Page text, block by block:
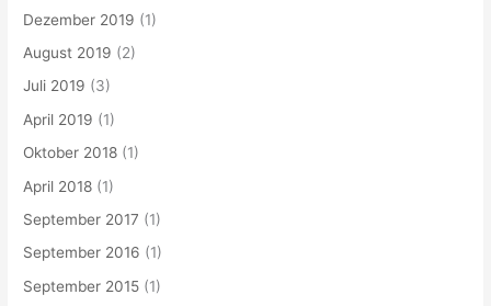
Dezember 2019 (1)
August 2019 (2)
Juli 2019 (3)
April 2019 (1)
Oktober 2018 (1)
April 2018 (1)
September 2017 (1)
September 2016 (1)
September 2015 (1)